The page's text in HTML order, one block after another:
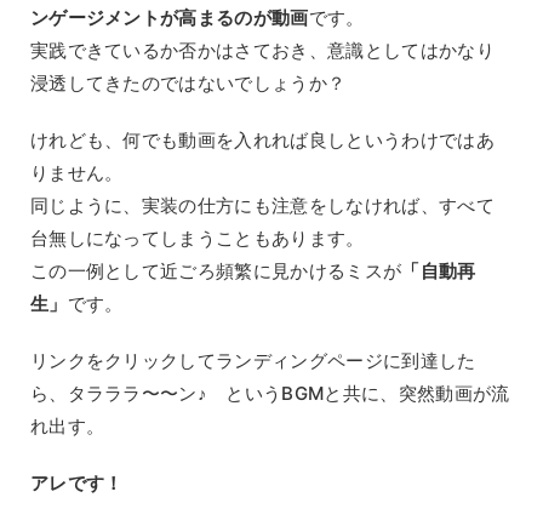
ンゲージメントが高まるのが動画です。
実践できているか否かはさておき、意識としてはかなり
浸透してきたのではないでしょうか？
けれども、何でも動画を入れれば良しというわけではあ
りません。
同じように、実装の仕方にも注意をしなければ、すべて
台無しになってしまうこともあります。
この一例として近ごろ頻繁に見かけるミスが 「自動再
生」 です。
リンクをクリックしてランディングページに到達した
ら、タラララ〜〜ン♪ というBGMと共に、突然動画が流
れ出す。
アレです！